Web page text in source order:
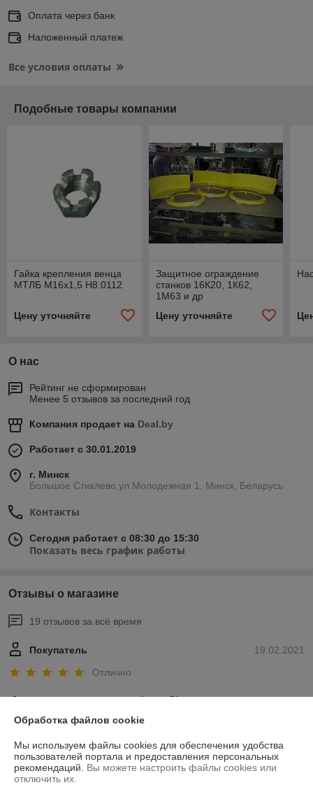
Оплата через банк
Наложенный платеж
Все условия оплаты
Подобные товары компании
Гайка крепления венца
МТЛБ М16х1,5 Н8.0112
Цену уточняйте
Защитное ограждение
станков 16К20, 1К62,
1М63 и др
Цену уточняйте
О нас
Рейтинг не сформирован
Менее 5 отзывов за последний год
Компания продает на Deal.by
Работает с 30.01.2019
г. Минск
Большое Стиклево,ул Молодежная 1, Минск, Беларусь
Контакты
Сегодня работает с 08:30 до 15:30
Показать весь график работы
Отзывы о магазине
19 отзывов за всё время
19.02.2021
Покупатель
Отлично
Спасибо за поставку запчастей к газ 71
Отлично
Обработка файлов cookie
Мы используем файлы cookies для обеспечения удобства
пользователей портала и предоставления персональных
рекомендаций. Вы можете настроить файлы cookies или
отключить их.